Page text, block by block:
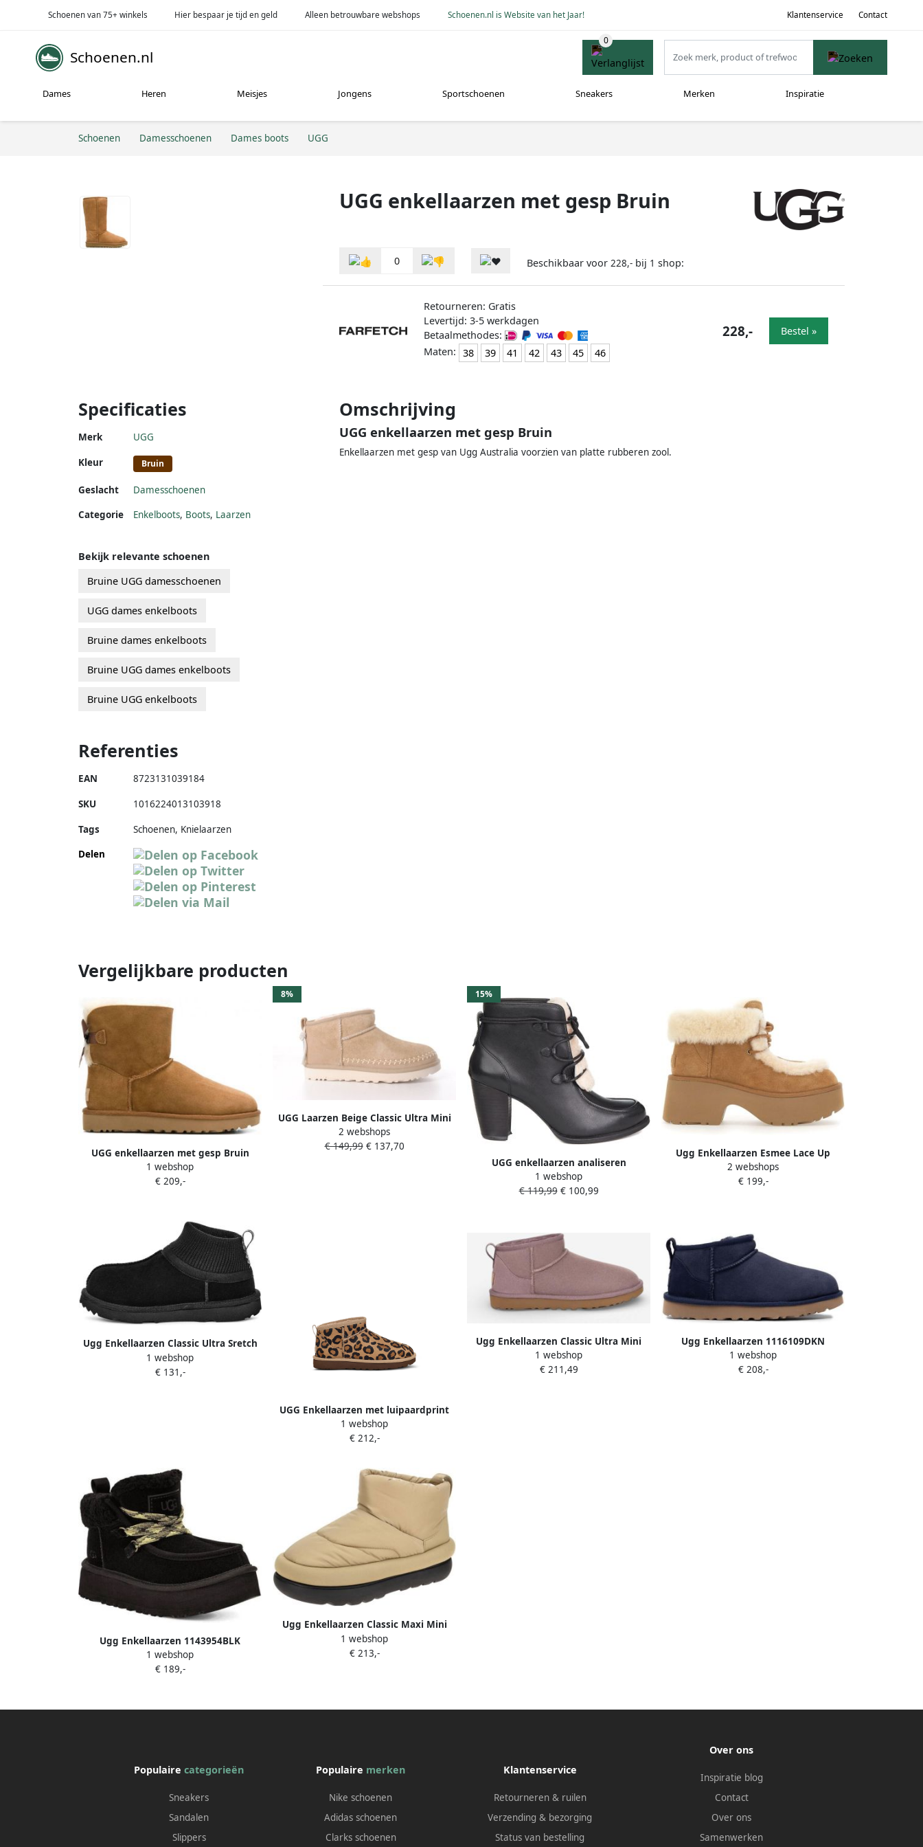
Schoenen van 75+ winkels Hier bespaar je tijd en geld Alleen betrouwbare webshops Schoenen.nl is Website van het Jaar! Klantenservice Contact
Schoenen.nl
Dames Heren Meisjes Jongens Sportschoenen Sneakers Merken Inspiratie
Schoenen Damesschoenen Dames boots UGG
UGG enkellaarzen met gesp Bruin
0 Beschikbaar voor 228,- bij 1 shop:
Retourneren: Gratis
Levertijd: 3-5 werkdagen
Betaalmethodes:
Maten: 38 39 41 42 43 45 46
228,- Bestel »
Specificaties
Merk UGG
Kleur Bruin
Geslacht
Damesschoenen
Categorie
Enkelboots, Boots, Laarzen
Omschrijving
UGG enkellaarzen met gesp Bruin
Enkellaarzen met gesp van Ugg Australia voorzien van platte rubberen zool.
Bekijk relevante schoenen
Bruine UGG damesschoenen
UGG dames enkelboots
Bruine dames enkelboots
Bruine UGG dames enkelboots
Bruine UGG enkelboots
Referenties
EAN 8723131039184
SKU 1016224013103918
Tags
Schoenen, Knielaarzen
Delen
Vergelijkbare producten
UGG enkellaarzen met gesp Bruin
1 webshop
€ 209,-
8%
UGG Laarzen Beige Classic Ultra Mini
Biarritz Enkellaarzen Beige
2 webshops
€ 149,99€ 137,70
15%
UGG enkellaarzen analiseren
blootgestelde bont natuurlijk leer zln
1 webshop
€ 119,99€ 100,99
Ugg Enkellaarzen Esmee Lace Up
2 webshops
€ 199,-
Ugg Enkellaarzen Classic Ultra Sretch
Cuff
1 webshop
€ 131,-
UGG Enkellaarzen met luipaardprint
Beige
1 webshop
€ 212,-
Ugg Enkellaarzen Classic Ultra Mini
Purple (Women's)
1 webshop
€ 211,49
Ugg Enkellaarzen 1116109DKN
1 webshop
€ 208,-
Ugg Enkellaarzen 1143954BLK
1 webshop
€ 189,-
Ugg Enkellaarzen Classic Maxi Mini
1 webshop
€ 213,-
Populairecategorieën
Sneakers
Sandalen
Slippers
Populaire merken
Nike schoenen
Adidas schoenen
Clarks schoenen
Klantenservice
Retourneren & ruilen
Verzending & bezorging
Status van bestelling
Over ons
Inspiratie blog
Contact
Over ons
Samenwerken